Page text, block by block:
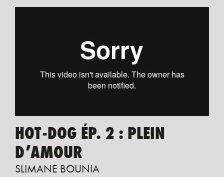
HOT-DOG ÉP. 2 : PLEIN
D’AMOUR
SLIMANE BOUNIA